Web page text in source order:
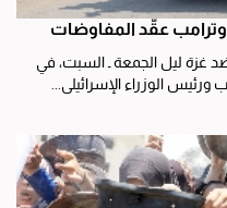
وترامب عقّد المفاوضات
ضد غزة ليل الجمعة ـ السبت، في
الوزراء الإسرائيلي...